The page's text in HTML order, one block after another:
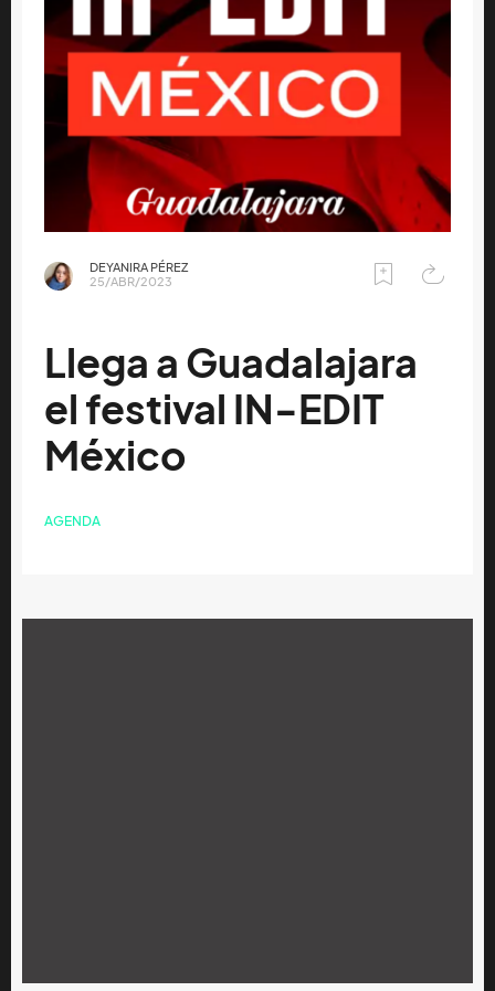
DEYANIRA PÉREZ
25/ABR/2023
Llega a Guadalajara
el festival IN-EDIT
México
AGENDA